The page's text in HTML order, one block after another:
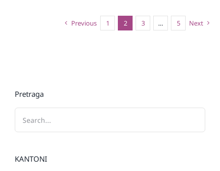
Previous 1 2 3 … 5 Next
Pretraga
KANTONI